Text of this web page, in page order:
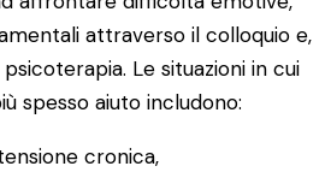
attraverso il colloquio e,
Le situazioni in cui
spesso aiuto includono:
cronica,